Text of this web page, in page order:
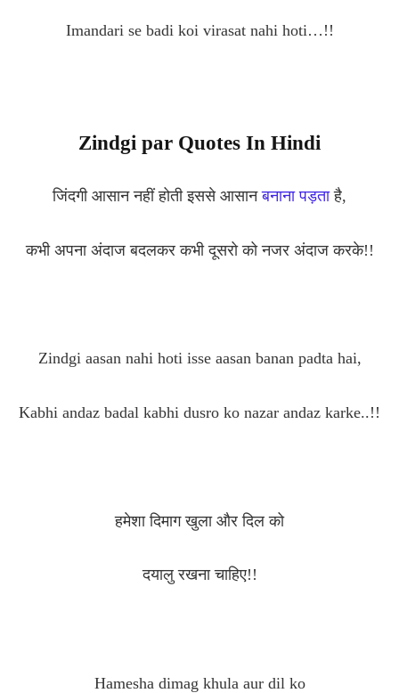
Imandari se badi koi virasat nahi hoti…!!
Zindgi par Quotes In Hindi
जिंदगी आसान नहीं होती इससे आसानबनाना पड़ताहै,
कभी अपना अंदाज बदलकर कभी दूसरो को नजर अंदाज करके!!
Zindgi aasan nahi hoti isse aasan banan padta hai,
Kabhi andaz badal kabhi dusro ko nazar andaz karke..!!
हमेशा दिमाग खुला और दिल को
दयालु रखनाचाहिए!!
Hamesha dimag khula aur dil ko